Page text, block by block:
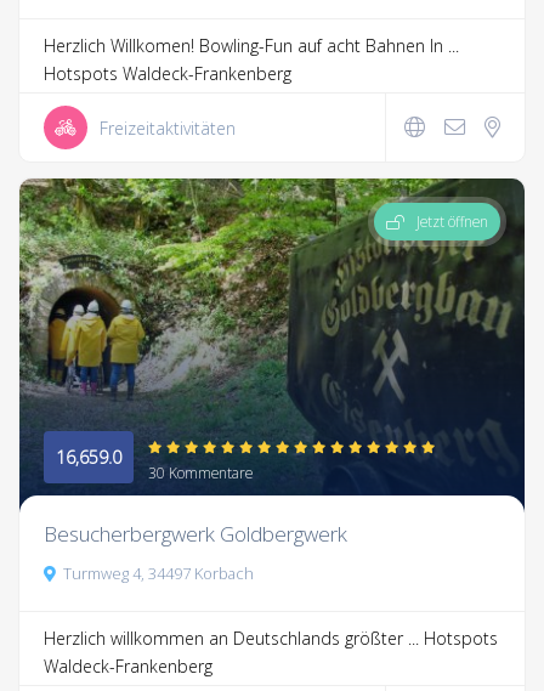
Herzlich Willkomen! Bowling-Fun auf acht Bahnen In ...
Hotspots Waldeck-Frankenberg
Freizeitaktivitäten
Jetzt öffnen
16,659.0
30 Kommentare
Besucherbergwerk Goldbergwerk
Turmweg 4, 34497 Korbach
Herzlich willkommen an Deutschlands größter ... Hotspots
Waldeck-Frankenberg